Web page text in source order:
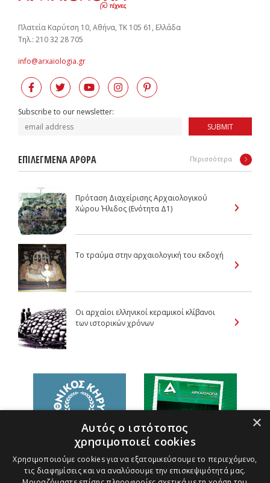
Πλατεία Καρύτση 10, Αθήνα, ΤΚ 105 61, Ελλάδα
Tηλ.: 210 32 28 705
info@arxaiologia.gr
Subscribe to our newsletter:
SUBMIT
ΕΠΙΛΕΓΜΕΝΑ ΑΡΘΡΑ Περισσότερα
Πρόταση Διαχείρισης Αρχαιολογικού
Χώρου Ήλιδος (Ενότητα Δ1)
Το τραύμα στην αρχαιολογική του εκδοχή
Οι αρχαίοι ελληνικοί κεραμικοί κλίβανοι
των ιστορικών χρόνων
×
Αυτός ο ιστότοπος
χρησιμοποιεί cookies
Χρησιμοποιούμε cookies για να εξατομικεύσουμε το περιεχόμενο,
τις διαφημίσεις και να αναλύσουμε την επισκεψιμότητά μας.